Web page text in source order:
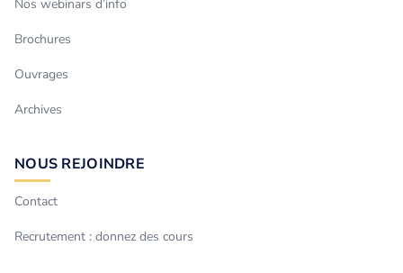
Nos webinars d’info
Brochures
Ouvrages
Archives
NOUS REJOINDRE
Contact
Recrutement : donnez des cours